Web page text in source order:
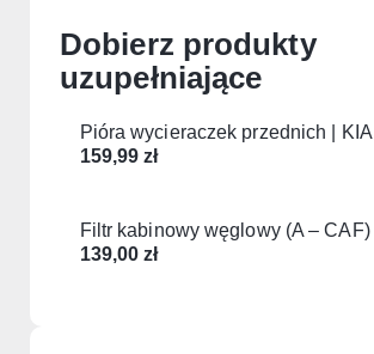
Dobierz produkty
uzupełniające
Pióra wycieraczek przednich |
159,99zł
Filtr kabinowy węglowy (A –
139,00zł